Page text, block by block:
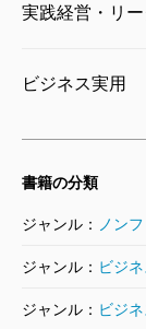
言葉の正確な
ちが強調して
存しているの
人。登録され
ータは自社ブ
るだけでなく
実践経営・リ
ビジネス実用
書籍の分類
ジャンル： ノン
ジャンル： ビジ
ジャンル： ビジ